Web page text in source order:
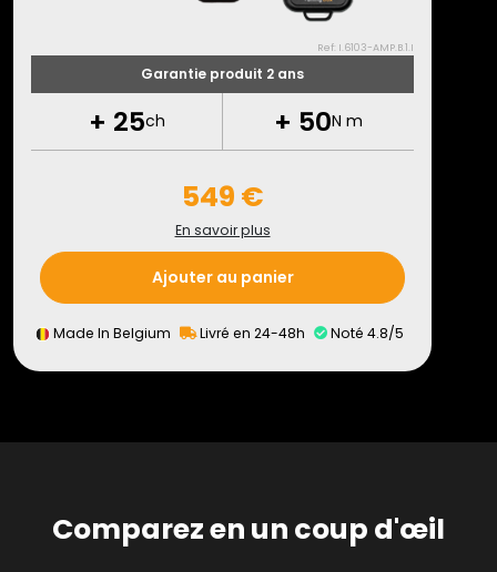
Ref: I.6103-AMP.B.1.I
Garantie produit 2 ans
+ 25ch + 50N m
549 €
En savoir plus
Ajouter au panier
Made In Belgium Livré en 24-48h Noté 4.8/5
Comparez en un coup d'œil